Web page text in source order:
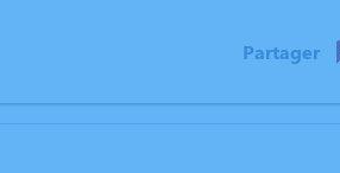
Partager